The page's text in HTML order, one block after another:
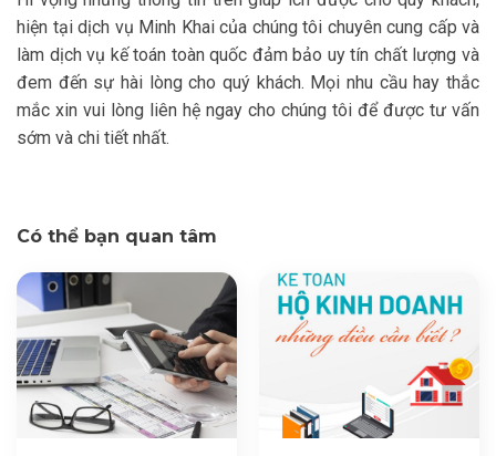
hiện tại dịch vụ Minh Khai của chúng tôi chuyên cung cấp và
làm dịch vụ kế toán toàn quốc đảm bảo uy tín chất lượng và
đem đến sự hài lòng cho quý khách. Mọi nhu cầu hay thắc
mắc xin vui lòng liên hệ ngay cho chúng tôi để được tư vấn
sớm và chi tiết nhất.
Có thể bạn quan tâm